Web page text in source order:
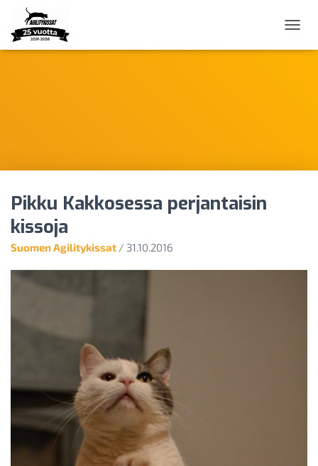
A
P
Pikku Kakkosessa perjantaisin
kissoja
Suomen Agilitykissat / 31.10.2016